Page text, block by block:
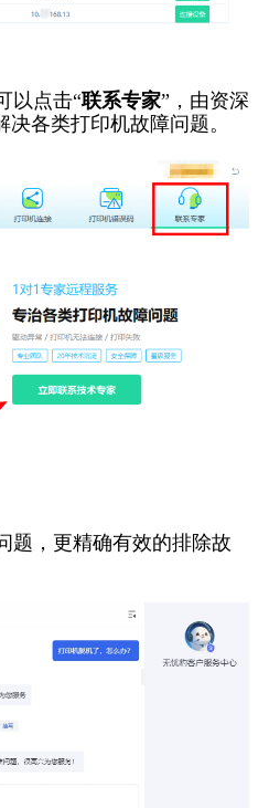
以点击“联系专家”，由资深
各类打印机故障问题。
题，更精确有效的排除故